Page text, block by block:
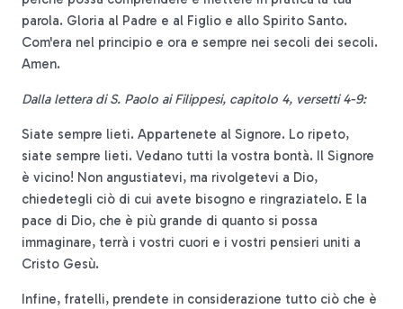
parola. Gloria al Padre e al Figlio e allo Spirito Santo.
Com'era nel principio e ora e sempre nei secoli dei secoli.
Amen.
Dalla lettera di S. Paolo ai Filippesi, capitolo 4, versetti 4-9:
Siate sempre lieti. Appartenete al Signore. Lo ripeto,
siate sempre lieti. Vedano tutti la vostra bontà. Il Signore
è vicino! Non angustiatevi, ma rivolgetevi a Dio,
chiedetegli ciò di cui avete bisogno e ringraziatelo. E la
pace di Dio, che è più grande di quanto si possa
immaginare, terrà i vostri cuori e i vostri pensieri uniti a
Cristo Gesù.
Infine, fratelli, prendete in considerazione tutto ciò che è